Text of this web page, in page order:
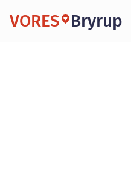
VORES Bryrup